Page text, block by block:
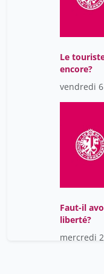
Le
encore?
vendredi
Faut-il
liberté?
mercredi